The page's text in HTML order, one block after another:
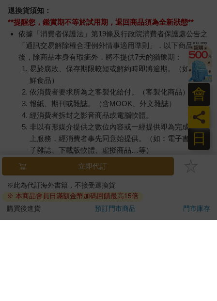
退換貨須知：
**提醒您，鑑賞期不等於試用期，退回商品須為全新狀態**
依據「消費者保護法」第19條及行政院消費者保護處公告之
「通訊交易解除權合理例外情事適用準則」，以下商品購買
後，除商品本身有瑕疵外，將不提供7天的猶豫期：
易於腐敗、保存期限較短或解約時即將逾期。（如：生
鮮食品）
依消費者要求所為之客製化給付。（客製化商品）
報紙、期刊或雜誌。（含MOOK、外文雜誌）
經消費者拆封之影音商品或電腦軟體。
非以有形媒介提供之數位內容或一經提供即為完成之線
上服務，經消費者事先同意始提供。（如：電子書、電
子雜誌、下載版軟體、虛擬商品…等）
已拆封之個人衛生用品。（如：內衣褲、刮鬍刀、除毛
若非上列種類商品，均享有到貨7天的猶豫期（含例假
日）。
辦理退換貨時，商品（組合商品恕無法接受單獨退貨）必須
是您收到商品時的原始狀態（包含商品本體、配件、贈品、
日
員
會